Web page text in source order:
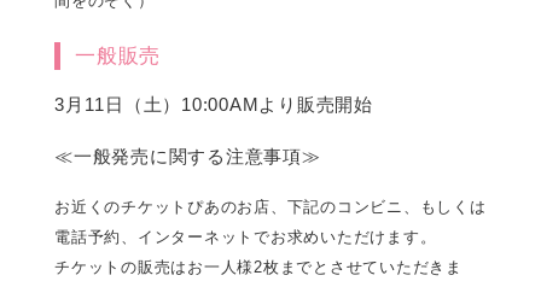
一般販売
3月11日（土）10:00AMより販売開始
≪一般発売に関する注意事項≫
お近くのチケットぴあのお店、下記のコンビニ、もしくは
電話予約、インターネットでお求めいただけます。
チケットの販売はお一人様2枚までとさせていただきま